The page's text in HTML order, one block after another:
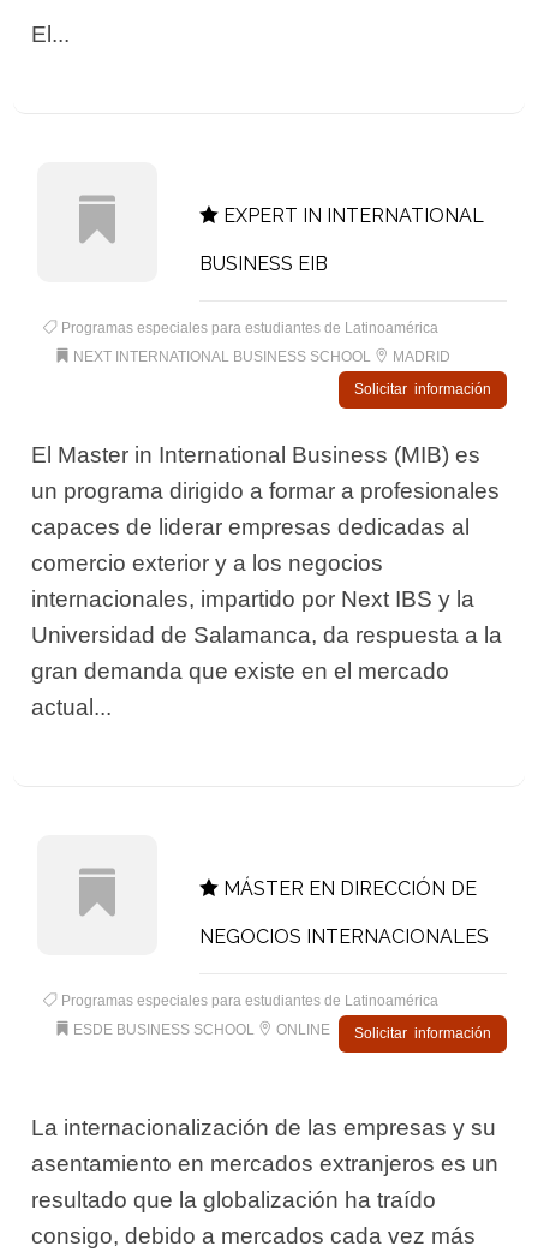
El...
EXPERT IN INTERNATIONAL
BUSINESS EIB
Programas especiales para estudiantes de Latinoamérica
NEXT INTERNATIONAL BUSINESS SCHOOL
MADRID
Solicitar información
El Master in International Business (MIB) es
un programa dirigido a formar a profesionales
capaces de liderar empresas dedicadas al
comercio exterior y a los negocios
internacionales, impartido por Next IBS y la
Universidad de Salamanca, da respuesta a la
gran demanda que existe en el mercado
actual...
MÁSTER EN DIRECCIÓN DE
NEGOCIOS INTERNACIONALES
Programas especiales para estudiantes de Latinoamérica
ESDE BUSINESS SCHOOL
ONLINE Solicitar información
La internacionalización de las empresas y su
asentamiento en mercados extranjeros es un
resultado que la globalización ha traído
consigo, debido a mercados cada vez más